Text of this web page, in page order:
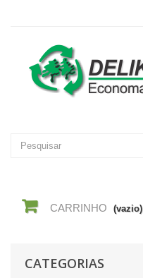
CARRINHO (vazio)
CATEGORIAS